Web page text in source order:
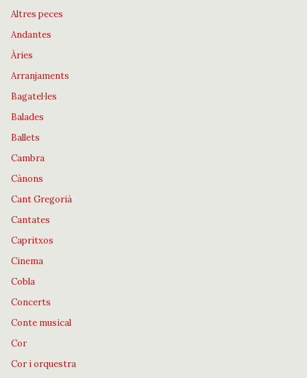
Altres peces
Andantes
Àries
Arranjaments
Bagatel·les
Balades
Ballets
Cambra
Cànons
Cant Gregorià
Cantates
Capritxos
Cinema
Cobla
Concerts
Conte musical
Cor
Cor i orquestra